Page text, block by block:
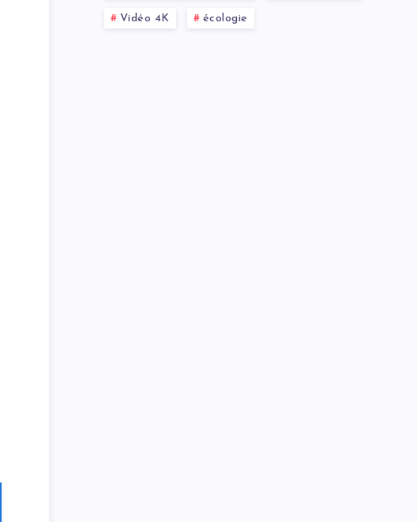
Vidéo 4K écologie